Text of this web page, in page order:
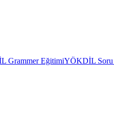
Grammer EğitimiYÖKDİL Soru